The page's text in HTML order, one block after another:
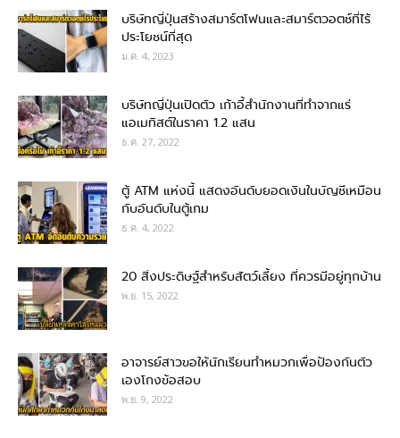
บริษัทญี่ปุ่นสร้างสมาร์ตโฟนและสมาร์ตวอตช์ที่ไร้
ประโยชน์ที่สุด
ม.ค. 4, 2023
บริษัทญี่ปุ่นเปิดตัว เก้าอี้สำนักงานที่ทำจากแร่
แอเมทิสต์ในราคา 1.2 แสน
ธ.ค. 27, 2022
ตู้ ATM แห่งนี้ แสดงอันดับยอดเงินในบัญชีเหมือน
กับอันดับในตู้เกม
ธ.ค. 4, 2022
20 สิ่งประดิษฐ์สำหรับสัตว์เลี้ยง ที่ควรมีอยู่ทุกบ้าน
พ.ย. 15, 2022
อาจารย์สาวขอให้นักเรียนทำหมวกเพื่อป้องกันตัว
เองโกงข้อสอบ
พ.ย. 9, 2022